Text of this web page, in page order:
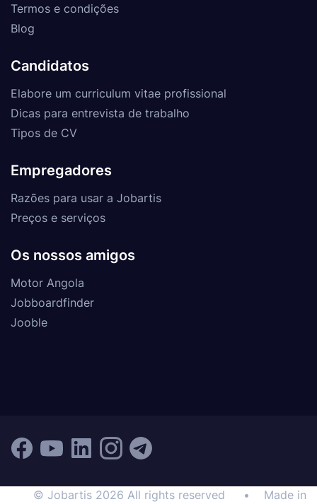
Termos e condições
Blog
Candidatos
Elabore um curriculum vitae profissional
Dicas para entrevista de trabalho
Tipos de CV
Empregadores
Razões para usar a Jobartis
Preços e serviços
Os nossos amigos
Motor Angola
Jobboardfinder
Jooble
© Jobartis 2026 All rights reserved • Made in